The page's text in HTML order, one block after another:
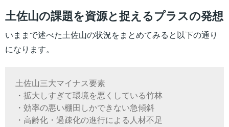
土佐山の課題を資源と捉えるプラスの発想
いままで述べた土佐山の状況をまとめてみると以下の通り
になります。
土佐山三大マイナス要素
・拡大しすぎて環境を悪くしている竹林
・効率の悪い棚田しかできない急傾斜
・高齢化・過疎化の進行による人材不足